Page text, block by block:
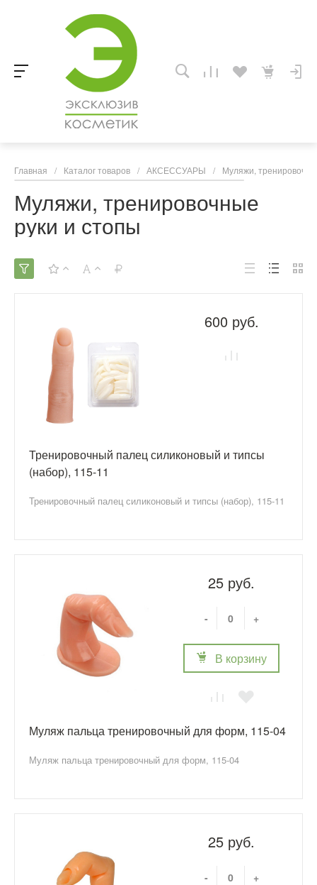
Главная / Каталог товаров / АКСЕССУАРЫ / Муляжи,
Муляжи, тренировочные
руки и стопы
600 руб.
Тренировочный палец силиконовый и типсы
(набор), 115-11
Тренировочный палец силиконовый и типсы (набор), 115-11
25 руб.
- +
В корзину
Муляж пальца тренировочный для форм, 115-04
Муляж пальца тренировочный для форм, 115-04
25 руб.
- +